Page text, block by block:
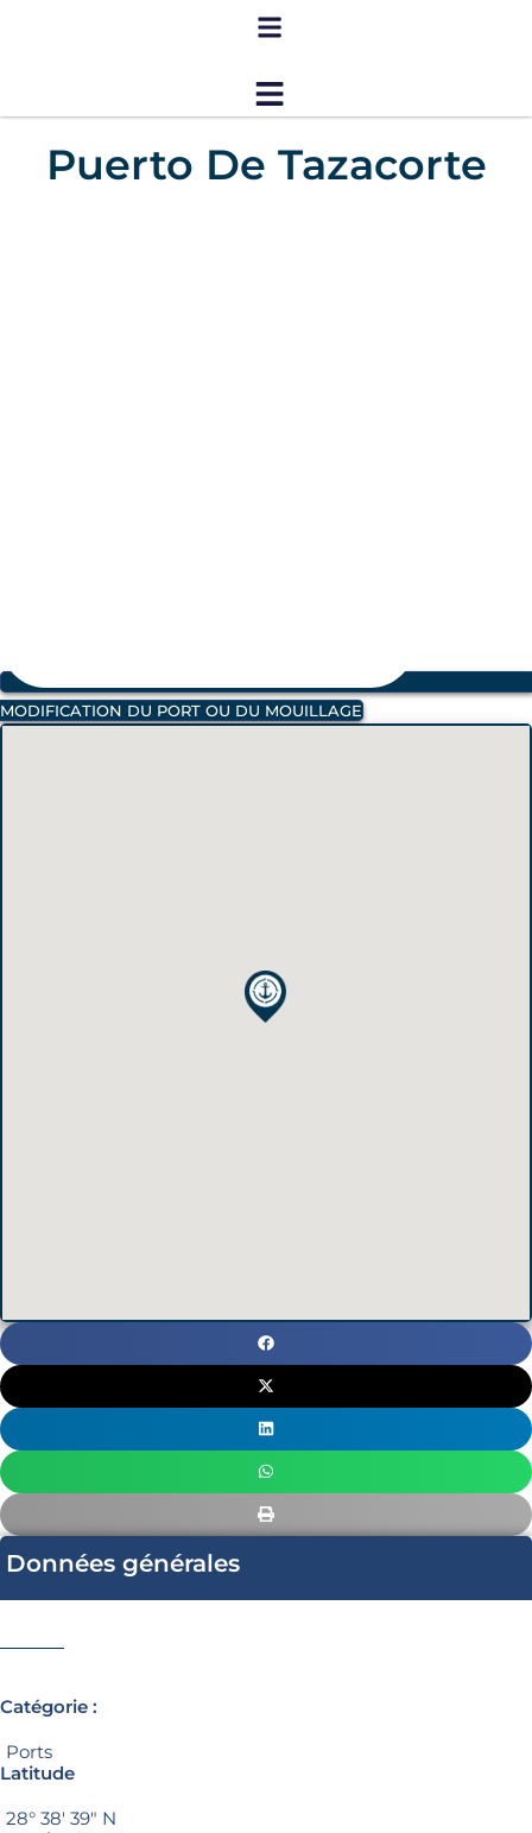
Puerto De Tazacorte
MODIFICATION DU PORT OU DU MOUILLAGE
Données générales
Catégorie :
Ports
Latitude
28° 38′ 39″ N